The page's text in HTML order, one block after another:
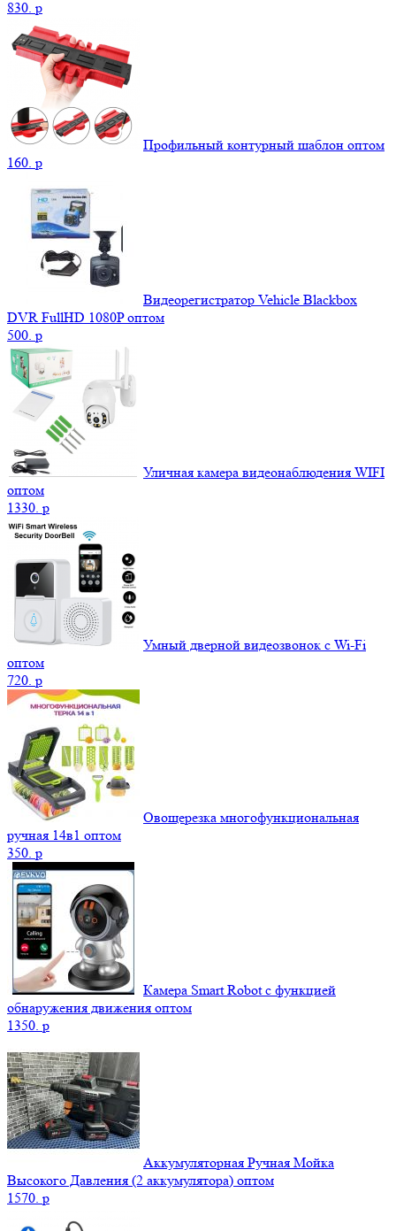
830. p
Профильный контурный шаблон оптом
160. p
Видеорегистратор Vehicle Blackbox
DVR FullHD 1080P оптом
500. p
Уличная камера видеонаблюдения WIFI
оптом
1330. p
Умный дверной видеозвонок с Wi-Fi
оптом
720. p
Овощерезка многофункциональная
ручная 14в1 оптом
350. p
Камера Smart Robot с функцией
обнаружения движения оптом
1350. p
Аккумуляторная Ручная Мойка
Высокого Давления (2 аккумулятора) оптом
1570. p